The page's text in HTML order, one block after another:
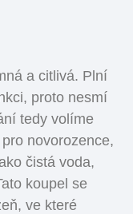
a citlivá. Plní
proto nesmí
tedy volíme
novorozence,
čistá voda,
koupel se
ve které